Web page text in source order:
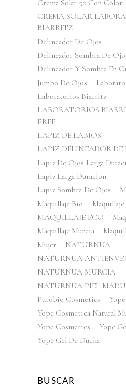
Crema Solar 50 Con Color
CREMA SOLAR
BIARRITZ
Delineador De Ojos
Delineador Sombra De
Delineador Y Sombra En
Jumbo De Ojos
Laboratorios Biarritz
LABORATORIOS
FREE
LAPIZ DE LABIOS
LAPIZ DELINEADOR DE
Lapiz De Ojos Larga
Lapiz Larga Duracion
Lapiz Sombra De Ojos
Maquillaje Bio
MAQUILLAJE ECO
Maquillaje Murcia
Mujer
NATURNUA
NATURNUA
NATURNUA MURCIA
NATURNUA PIEL
Purobio Cosmetics
Yope
Yope Cosmetica Natural
Yope Cosmetics
Yope
Yope Gel De Ducha
BUSCAR